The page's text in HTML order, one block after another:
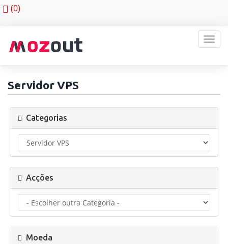
(0)
Servidor VPS
Categorias
Acções
Moeda